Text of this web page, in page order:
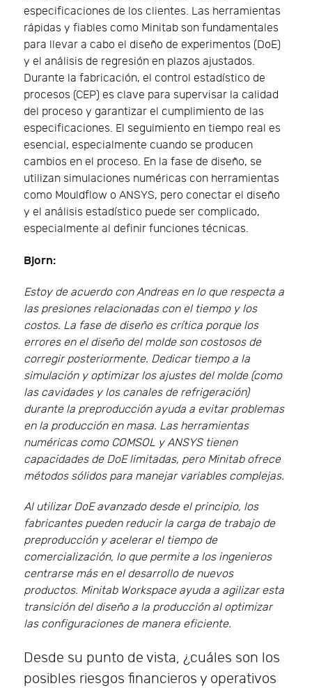
especificaciones de los clientes. Las herramientas
rápidas y fiables como Minitab son fundamentales
para llevar a cabo el diseño de experimentos (DoE)
y el análisis de regresión en plazos ajustados.
Durante la fabricación, el control estadístico de
procesos (CEP) es clave para supervisar la calidad
del proceso y garantizar el cumplimiento de las
especificaciones. El seguimiento en tiempo real es
esencial, especialmente cuando se producen
cambios en el proceso. En la fase de diseño, se
utilizan simulaciones numéricas con herramientas
como Mouldflow o ANSYS, pero conectar el diseño
y el análisis estadístico puede ser complicado,
especialmente al definir funciones técnicas.
Bjorn:
Estoy de acuerdo con Andreas en lo que respecta a
las presiones relacionadas con el tiempo y los
costos. La fase de diseño es crítica porque los
errores en el diseño del molde son costosos de
corregir posteriormente. Dedicar tiempo a la
simulación y optimizar los ajustes del molde (como
las cavidades y los canales de refrigeración)
durante la preproducción ayuda a evitar problemas
en la producción en masa. Las herramientas
numéricas como COMSOL y ANSYS tienen
capacidades de DoE limitadas, pero Minitab ofrece
métodos sólidos para manejar variables complejas.
Al utilizar DoE avanzado desde el principio, los
fabricantes pueden reducir la carga de trabajo de
preproducción y acelerar el tiempo de
comercialización, lo que permite a los ingenieros
centrarse más en el desarrollo de nuevos
productos. Minitab Workspace ayuda a agilizar esta
transición del diseño a la producción al optimizar
las configuraciones de manera eficiente.
Desde su punto de vista, ¿cuáles son los
posibles riesgos financieros y operativos